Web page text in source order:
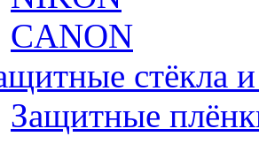
CANON
стёкла
Защитные